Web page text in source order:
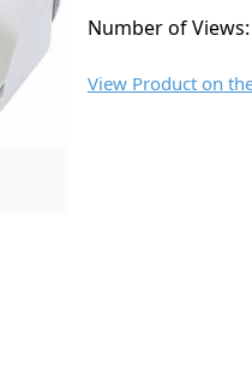
Number of
View Product on